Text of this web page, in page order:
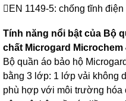
EN 1149-5: chống tĩnh điện
Tính năng nổi bật của Bộ
chất Microgard Microchem
Bộ quần áo bảo hộ
bằng 3 lớp: 1 lớp vải không
phù hợp với môi trường hóa